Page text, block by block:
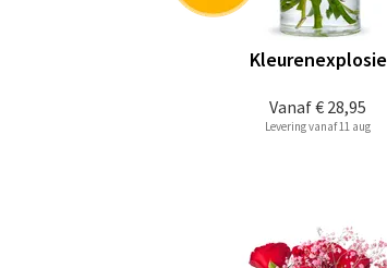
Vanaf€ 28,95
Kleurenexplosie
Levering vanaf 11 aug